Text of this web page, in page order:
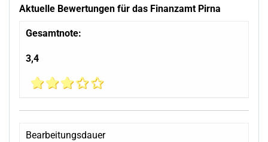
Aktuelle Bewertungen für das Finanzamt Pirna
Gesamtnote:
3,4
Bearbeitungsdauer